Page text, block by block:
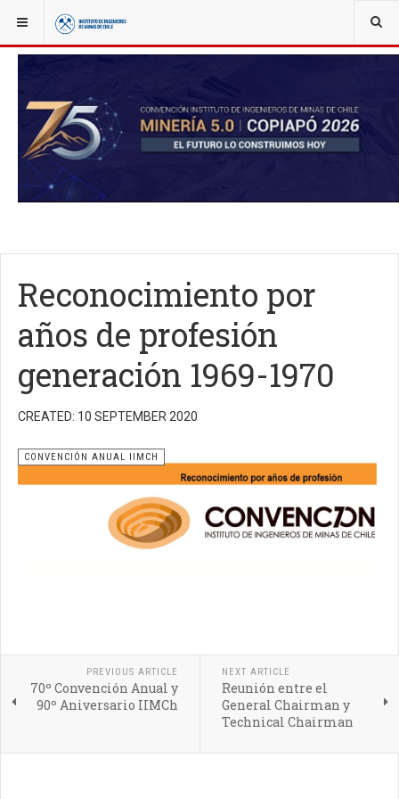
YOU ARE HERE: NOTICIAS
Reconocimiento por
años de profesión
generación 1969-1970
CREATED: 10 SEPTEMBER 2020
CONVENCIÓN ANUAL IIMCH
PREVIOUS ARTICLE
70º Convención Anual y
90º Aniversario IIMCh
NEXT ARTICLE
Reunión entre el
General Chairman y
Technical Chairman